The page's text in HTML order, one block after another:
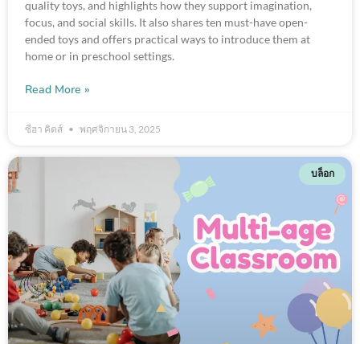
quality toys, and highlights how they support imagination,
focus, and social skills. It also shares ten must-have open-
ended toys and offers practical ways to introduce them at
home or in preschool settings.
Read More »
ซีฮา คิดส์ พฤศจิกายน 3, 2025
บล็อก